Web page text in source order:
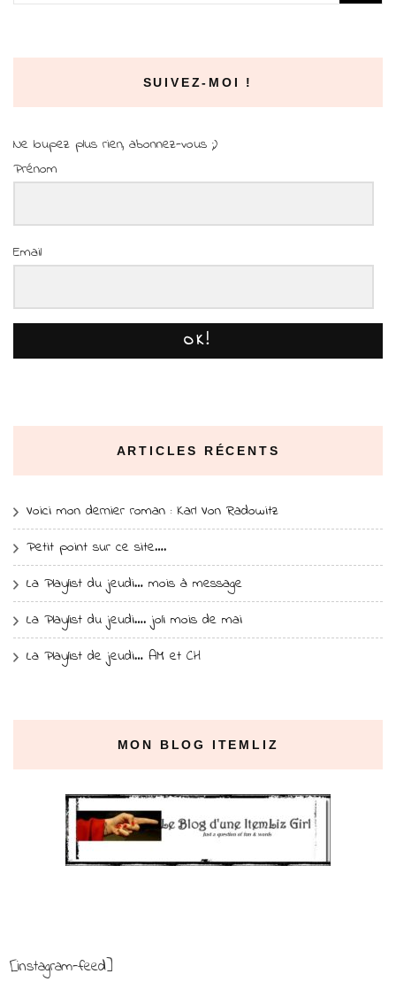
SUIVEZ-MOI !
Ne loupez plus rien, abonnez-vous ;)
Prénom
Email
OK!
ARTICLES RÉCENTS
Voici mon dernier roman : Karl Von Radowitz
Petit point sur ce site….
La Playlist du jeudi… mois à message
La Playlist du jeudi…. joli mois de mai
La Playlist de jeudi… AM et CH
MON BLOG ITEMLIZ
[instagram-feed]